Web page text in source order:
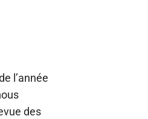
l’année
des